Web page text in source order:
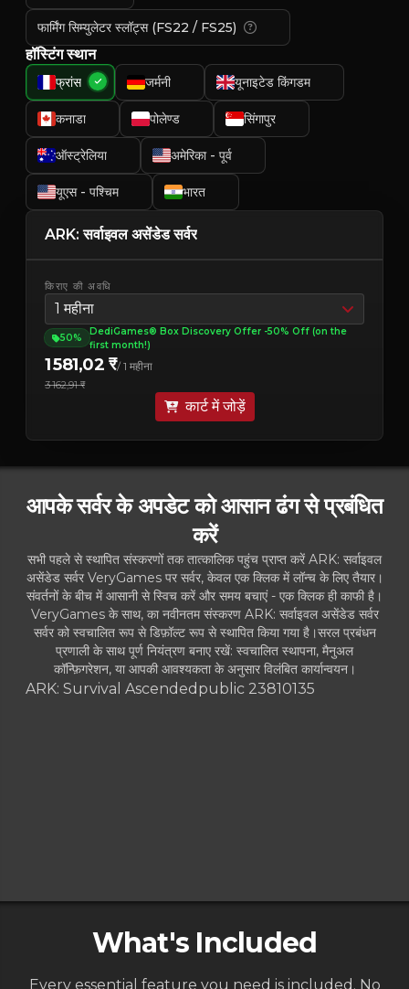
फार्मिंग सिम्युलेटर स्लॉट्स (FS22 / FS25)
हॉस्टिंग स्थान
फ्रांस जर्मनी यूनाइटेड किंगडम
कनाडा पोलेण्ड सिंगापुर
ऑस्ट्रेलिया अमेरिका - पूर्व
यूएस - पश्चिम भारत
ARK: सर्वाइवल असेंडेड सर्वर
किराए की अवधि
1 महीना
50%
DediGames® Box Discovery Offer -50% Off (on the
first month!)
1 581,02 ₹/ 1 महीना
3 162,91 ₹
कार्ट में जोड़ें
आपके सर्वर के अपडेट को आसान ढंग से प्रबंधित
करें
सभी पहले से स्थापित संस्करणों तक तात्कालिक पहुंच प्राप्त करें ARK: सर्वाइवल
असेंडेड सर्वर VeryGames पर सर्वर, केवल एक क्लिक में लॉन्च के लिए तैयार।
संवर्तनों के बीच में आसानी से स्विच करें और समय बचाएं - एक क्लिक ही काफी है।
VeryGames के साथ, का नवीनतम संस्करण ARK: सर्वाइवल असेंडेड सर्वर
सर्वर को स्वचालित रूप से डिफ़ॉल्ट रूप से स्थापित किया गया है।सरल प्रबंधन
प्रणाली के साथ पूर्ण नियंत्रण बनाए रखें: स्वचालित स्थापना, मैनुअल
कॉन्फ़िगरेशन, या आपकी आवश्यकता के अनुसार विलंबित कार्यान्वयन।
ARK: Survival Ascended public 23810135
What's Included
Every essential feature you need is included. No